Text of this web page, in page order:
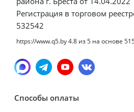
Регистрация в торговом
532542
https://www.q5.by4.8 из5 на основе
Способы оплаты